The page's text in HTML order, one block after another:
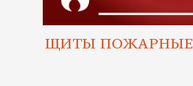
ЩИТЫ ПОЖАРНЫЕ